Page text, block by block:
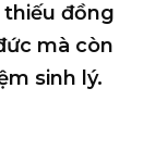
đồng
mà còn
sinh lý.